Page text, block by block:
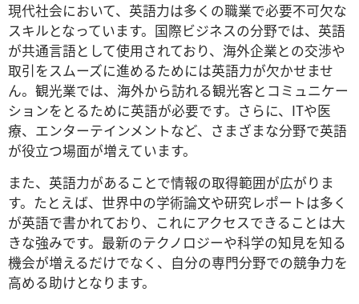
現代社会において、英語力は多くの職業で必要不可欠な
スキルとなっています。国際ビジネスの分野では、英語
が共通言語として使用されており、海外企業との交渉や
取引をスムーズに進めるためには英語力が欠かせませ
ん。観光業では、海外から訪れる観光客とコミュニケー
ションをとるために英語が必要です。さらに、ITや医
療、エンターテインメントなど、さまざまな分野で英語
が役立つ場面が増えています。
また、英語力があることで情報の取得範囲が広がりま
す。たとえば、世界中の学術論文や研究レポートは多く
が英語で書かれており、これにアクセスできることは大
きな強みです。最新のテクノロジーや科学の知見を知る
機会が増えるだけでなく、自分の専門分野での競争力を
高める助けとなります。